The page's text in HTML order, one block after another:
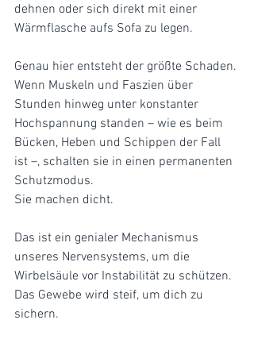
dehnen oder sich direkt mit einer
Wärmflasche aufs Sofa zu legen.
Genau hier entsteht der größte Schaden.
Wenn Muskeln und Faszien über
Stunden hinweg unter konstanter
Hochspannung standen – wie es beim
Bücken, Heben und Schippen der Fall
ist –, schalten sie in einen permanenten
Schutzmodus.
Sie machen dicht.
Das ist ein genialer Mechanismus
unseres Nervensystems, um die
Wirbelsäule vor Instabilität zu schützen.
Das Gewebe wird steif, um dich zu
sichern.